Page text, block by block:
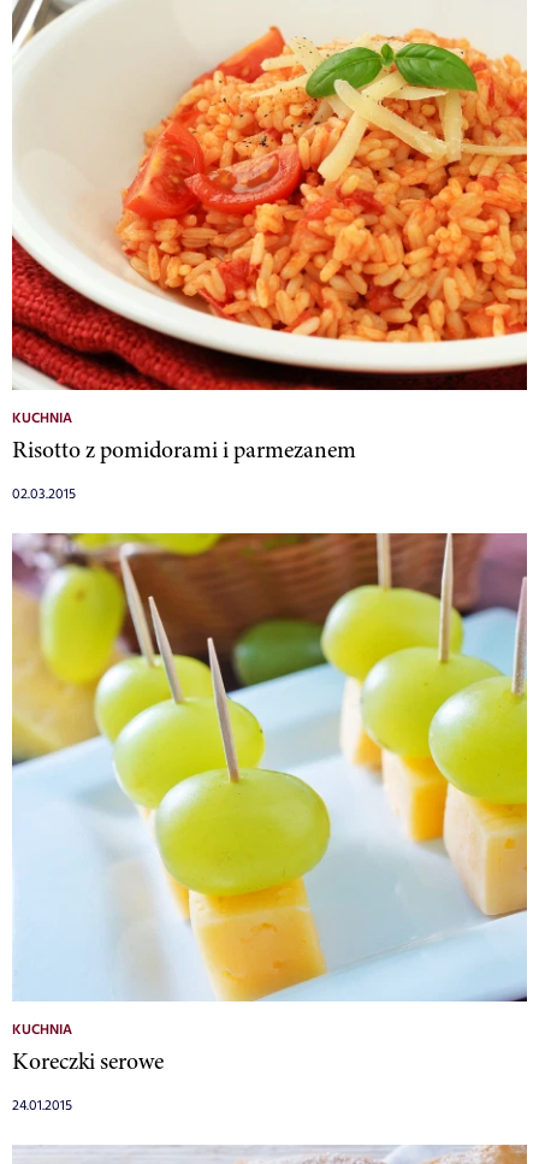
KUCHNIA
Risotto z pomidorami i parmezanem
02.03.2015
KUCHNIA
Koreczki serowe
24.01.2015